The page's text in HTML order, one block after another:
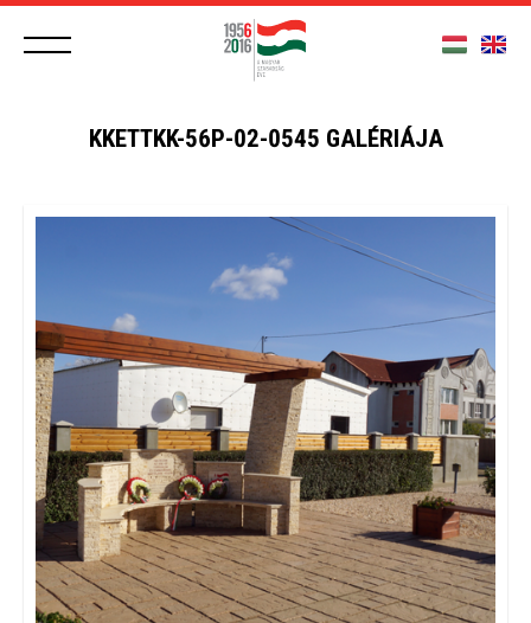
KKETTKK-56P-02-0545 GALÉRIÁJA